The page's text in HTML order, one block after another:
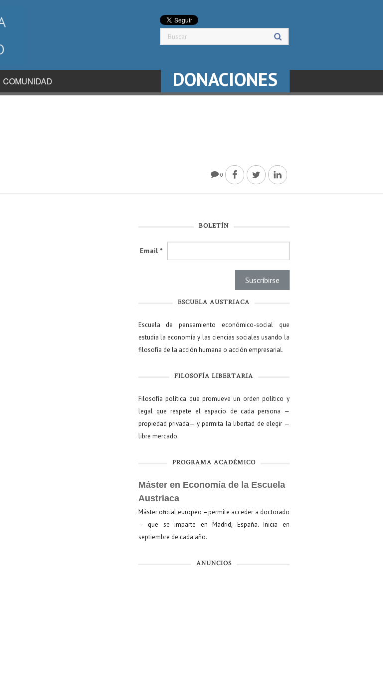
COMUNIDAD DONACIONES
0
BOLETÍN
Email *
ESCUELA AUSTRIACA
Escuela de pensamiento económico-social que
estudia la economía y las ciencias sociales usando la
filosofía de la acción humana o acción empresarial.
FILOSOFÍA LIBERTARIA
Filosofía política que promueve un orden político y
legal que respete el espacio de cada persona —
propiedad privada— y permita la libertad de elegir —
libre mercado.
PROGRAMA ACADÉMICO
Máster en Economía de la Escuela
Austriaca
Máster oficial europeo —permite acceder a doctorado
— que se imparte en Madrid, España. Inicia en
septiembre de cada año.
ANUNCIOS